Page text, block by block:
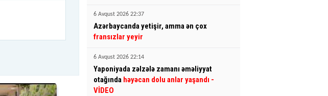
6 Avqust 2026 22:37
Azərbaycanda yetişir, amma ən çox
fransızlar yeyir
6 Avqust 2026 22:14
Yaponiyada zəlzələ zamanı əməliyyat
otağında həyəcan dolu anlar yaşandı -
VİDEO